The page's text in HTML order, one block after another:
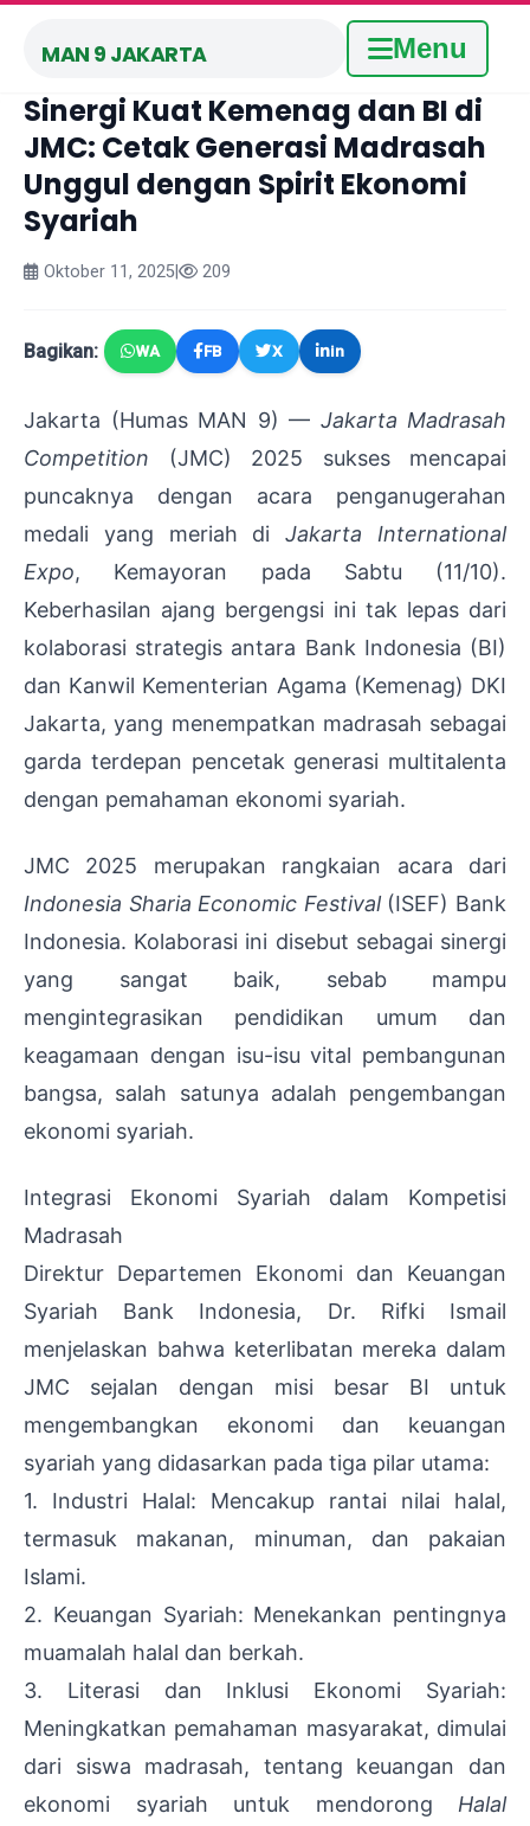
MAN 9 JAKARTA Menu
Sinergi Kuat Kemenag dan BI di
JMC: Cetak Generasi Madrasah
Unggul dengan Spirit Ekonomi
Syariah
Oktober 11, 2025 209
Bagikan: WA FB X in
Jakarta (Humas MAN 9) — Jakarta Madrasah
Competition (JMC) 2025 sukses mencapai
puncaknya dengan acara penganugerahan
medali yang meriah diJakarta International
Expo, Kemayoran pada Sabtu (11/10).
Keberhasilan ajang bergengsi ini tak lepas dari
kolaborasi strategis antara Bank Indonesia (BI)
dan Kanwil Kementerian Agama (Kemenag) DKI
Jakarta, yang menempatkan madrasah sebagai
garda terdepan pencetak generasi multitalenta
dengan pemahaman ekonomi syariah.
JMC 2025 merupakan rangkaian acara dari
Indonesia Sharia Economic Festival(ISEF) Bank
Indonesia. Kolaborasi ini disebut sebagai sinergi
yang sangat baik, sebab mampu
mengintegrasikan pendidikan umum dan
keagamaan dengan isu-isu vital pembangunan
bangsa, salah satunya adalah pengembangan
ekonomi syariah.
Integrasi Ekonomi Syariah dalam Kompetisi
Madrasah
Direktur Departemen Ekonomi dan Keuangan
Syariah Bank Indonesia, Dr. Rifki Ismail
menjelaskan bahwa keterlibatan mereka dalam
JMC sejalan dengan misi besar BI untuk
mengembangkan ekonomi dan keuangan
syariah yang didasarkan pada tiga pilar utama:
1. Industri Halal: Mencakup rantai nilai halal,
termasuk makanan, minuman, dan pakaian
Islami.
2. Keuangan Syariah: Menekankan pentingnya
muamalah halal dan berkah.
3. Literasi dan Inklusi Ekonomi Syariah:
Meningkatkan pemahaman masyarakat, dimulai
dari siswa madrasah, tentang keuangan dan
ekonomi syariah untuk mendorong Halal